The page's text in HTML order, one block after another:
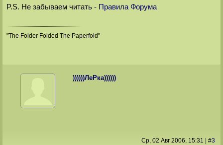
P.S. Не забываем читать - Правила Форума
"The Folder Folded The Paperfold"
))))))ЛеРка))))))
Ср, 02 Авг 2006, 15:31 #3